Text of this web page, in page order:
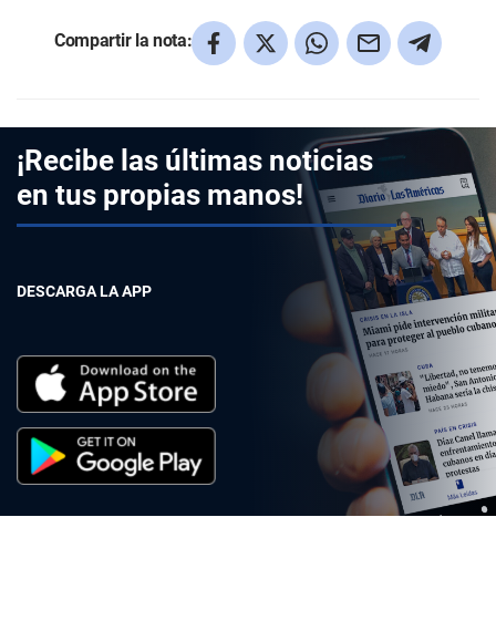
Compartir la nota:
¡Recibe las últimas noticias
en tus propias manos!
DESCARGA LA APP